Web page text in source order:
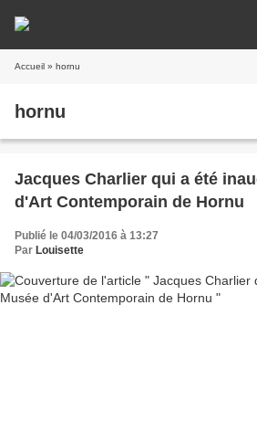
Accueil » hornu
hornu
Jacques Charlier qui a été
d'Art Contemporain de Hornu
Publié le 04/03/2016 à 13:27
Par Louisette